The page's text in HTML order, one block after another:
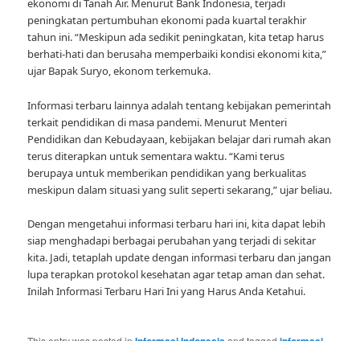
ekonomi di Tanah Air. Menurut Bank Indonesia, terjadi
peningkatan pertumbuhan ekonomi pada kuartal terakhir
tahun ini. “Meskipun ada sedikit peningkatan, kita tetap harus
berhati-hati dan berusaha memperbaiki kondisi ekonomi kita,”
ujar Bapak Suryo, ekonom terkemuka.
Informasi terbaru lainnya adalah tentang kebijakan pemerintah
terkait pendidikan di masa pandemi. Menurut Menteri
Pendidikan dan Kebudayaan, kebijakan belajar dari rumah akan
terus diterapkan untuk sementara waktu. “Kami terus
berupaya untuk memberikan pendidikan yang berkualitas
meskipun dalam situasi yang sulit seperti sekarang,” ujar beliau.
Dengan mengetahui informasi terbaru hari ini, kita dapat lebih
siap menghadapi berbagai perubahan yang terjadi di sekitar
kita. Jadi, tetaplah update dengan informasi terbaru dan jangan
lupa terapkan protokol kesehatan agar tetap aman dan sehat.
Inilah Informasi Terbaru Hari Ini yang Harus Anda Ketahui.